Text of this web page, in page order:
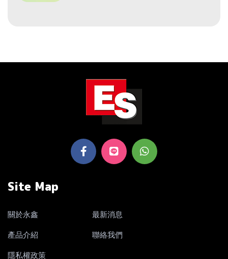
Site Map
關於永鑫
最新消息
產品介紹
聯絡我們
隱私權政策